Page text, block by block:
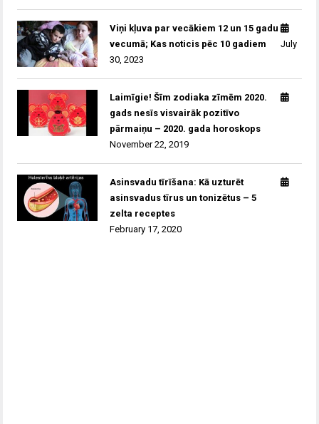
Viņi kļuva par vecākiem 12 un 15 gadu
vecumā; Kas noticis pēc 10 gadiem
July
30, 2023
Laimīgie! Šīm zodiaka zīmēm 2020.
gads nesīs visvairāk pozitīvo
pārmaiņu – 2020. gada horoskops
November 22, 2019
Asinsvadu tīrīšana: Kā uzturēt
asinsvadus tīrus un tonizētus – 5
zelta receptes
February 17, 2020